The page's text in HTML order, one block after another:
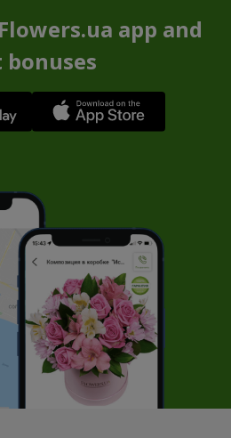
app and
bonuses